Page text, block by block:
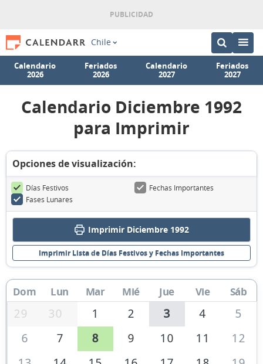
Chile
Calendario
2026
Feriados
2026
Calendario
2027
Feriados
2027
Calendario Diciembre 1992
para Imprimir
Opciones de visualización:
Días Festivos
Fechas Importantes
Fases Lunares
Imprimir Diciembre 1992
Imprimir Lista de Días Festivos y Fechas Importantes
Dom Lun Mar Mié Jue Vie Sáb
29 30 1 2 3 4
5
6
7 8 9 10 11
12